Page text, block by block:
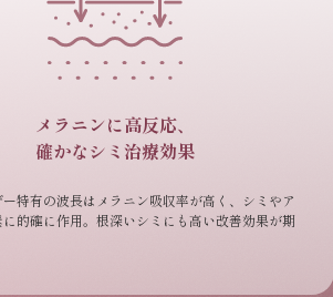
メラニンに高反応、
確かなシミ治療効果
特有の波長はメラニン吸収率が高く、シミやア
的確に作用。根深いシミにも高い改善効果が期